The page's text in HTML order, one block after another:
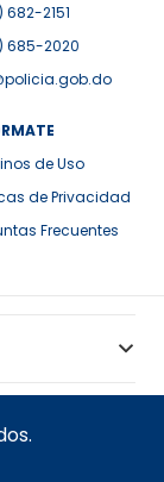
2151
685-2020
de Uso
de Privacidad
Frecuentes